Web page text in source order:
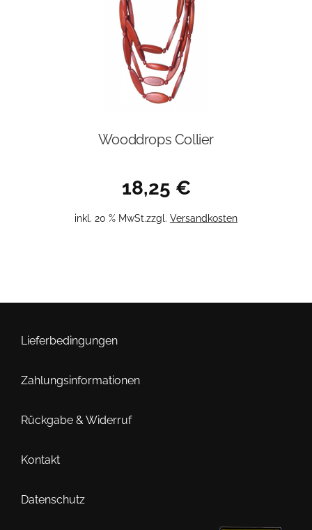
Wooddrops Collier
18,25 €
inkl. 20 % MwSt.zzgl. Versandkosten
Lieferbedingungen
Zahlungsinformationen
Rückgabe & Widerruf
Kontakt
Datenschutz